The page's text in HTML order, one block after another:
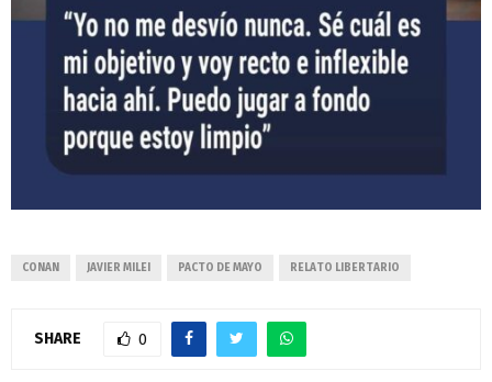
CONAN JAVIER MILEI PACTO DE MAYO RELATO LIBERTARIO
SHARE 0